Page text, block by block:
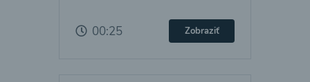
00:25 Zobraziť